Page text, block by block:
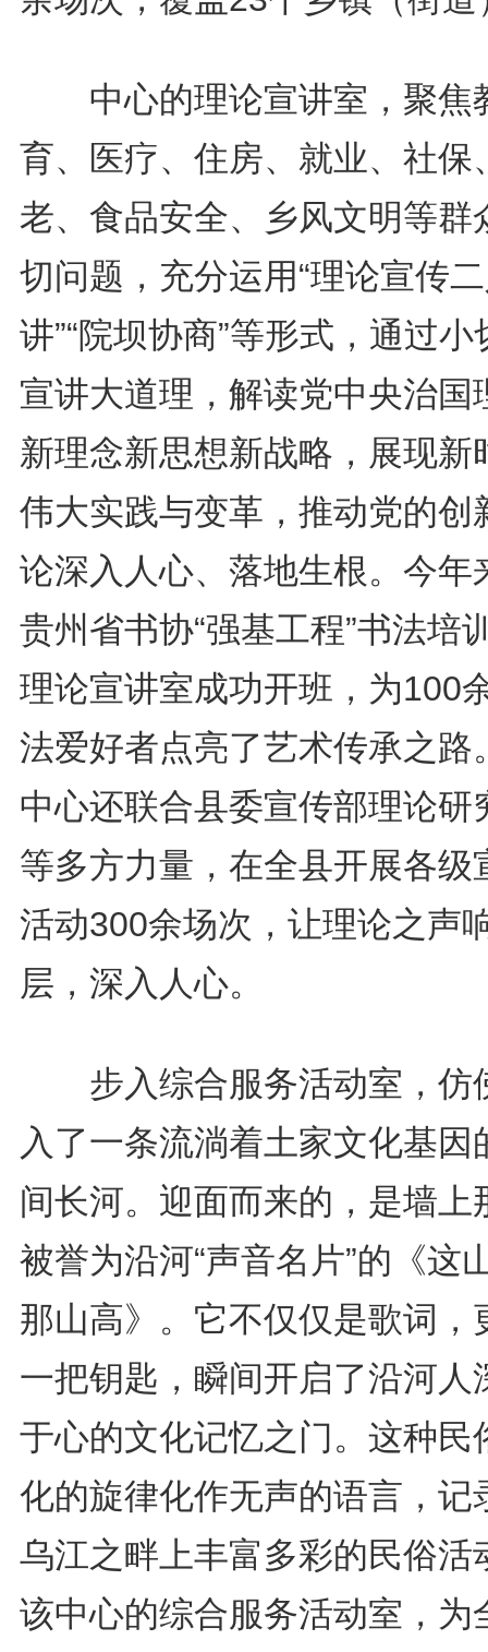
中心的理论宣讲室，聚焦
育、医疗、住房、就业、社保
老、食品安全、乡风文明等群
切问题，充分运用“理论宣传
讲”“院坝协商”等形式，通过小
宣讲大道理，解读党中央治国
新理念新思想新战略，展现新
伟大实践与变革，推动党的创
论深入人心、落地生根。今年
贵州省书协“强基工程”书法培
理论宣讲室成功开班，为100
法爱好者点亮了艺术传承之路
中心还联合县委宣传部理论研
等多方力量，在全县开展各级
活动300余场次，让理论之声
层，深入人心。
步入综合服务活动室，仿
入了一条流淌着土家文化基因
间长河。迎面而来的，是墙上
被誉为沿河“声音名片”的《这
那山高》。它不仅仅是歌词，
一把钥匙，瞬间开启了沿河人
于心的文化记忆之门。这种民
化的旋律化作无声的语言，记
乌江之畔上丰富多彩的民俗活
该中心的综合服务活动室，为